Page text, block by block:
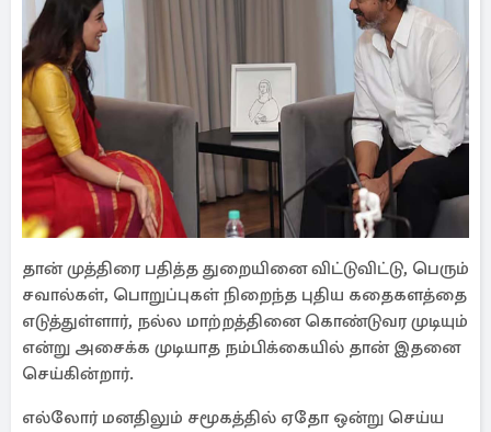
தான் முத்திரை பதித்த துறையினை விட்டுவிட்டு, பெரும்
சவால்கள், பொறுப்புகள் நிறைந்த புதிய கதைகளத்தை
எடுத்துள்ளார், நல்ல மாற்றத்தினை கொண்டுவர முடியும்
என்று அசைக்க முடியாத நம்பிக்கையில் தான் இதனை
செய்கின்றார்.
எல்லோர் மனதிலும் சமூகத்தில் ஏதோ ஒன்று செய்ய